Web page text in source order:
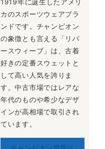
カのスポーツウェアブラ
ンドです。チャンピオン
の象徴とも言える「リバ
ースウィーブ」は、古着
好きの定番スウェットと
して高い人気を誇りま
す。中古市場ではレアな
年代のものや希少なデザ
インが高相場で取引され
ています。